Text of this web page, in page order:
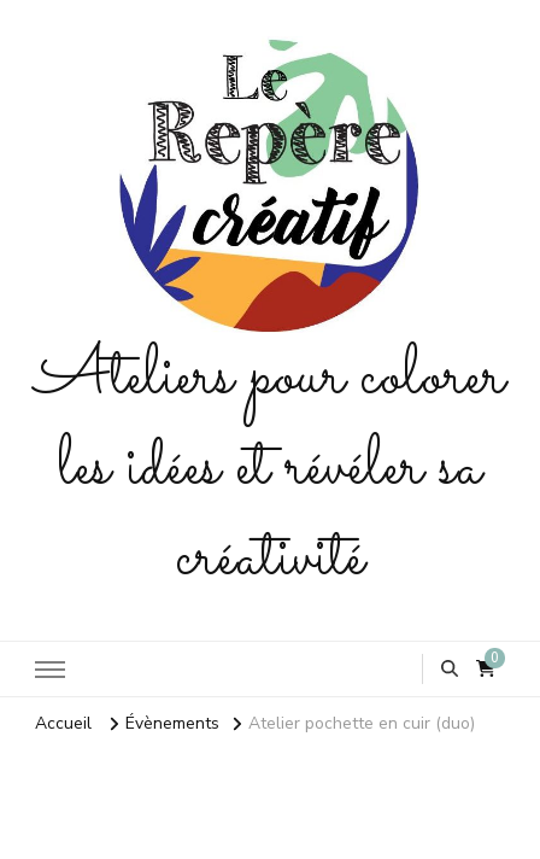
Ateliers pour colorer
les idées et révéler sa
créativité
0
Accueil Évènements Atelier pochette en cuir (duo)